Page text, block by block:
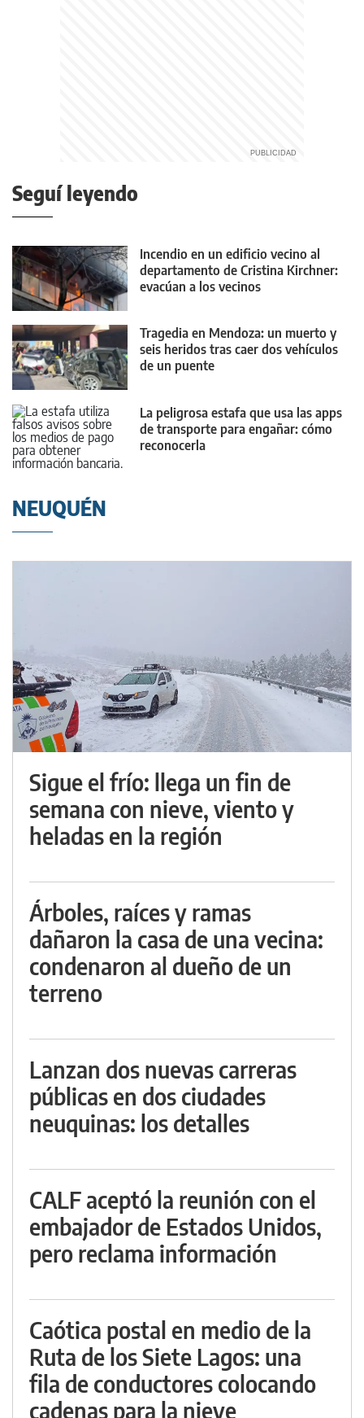
Seguí leyendo
Incendio en un edificio vecino al
departamento de Cristina Kirchner:
evacúan a los vecinos
Tragedia en Mendoza: un muerto y
seis heridos tras caer dos vehículos
de un puente
La peligrosa estafa que usa las apps
de transporte para engañar: cómo
reconocerla
NEUQUÉN
Sigue el frío: llega un fin de
semana con nieve, viento y
heladas en la región
Árboles, raíces y ramas
dañaron la casa de una vecina:
condenaron al dueño de un
terreno
Lanzan dos nuevas carreras
públicas en dos ciudades
neuquinas: los detalles
CALF aceptó la reunión con el
embajador de Estados Unidos,
pero reclama información
Caótica postal en medio de la
Ruta de los Siete Lagos: una
fila de conductores colocando
cadenas para la nieve